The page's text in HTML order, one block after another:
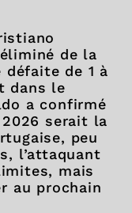
de la
défaite de 1 à
dans le
a confirmé
serait la
peu
l’attaquant
mais
au prochain